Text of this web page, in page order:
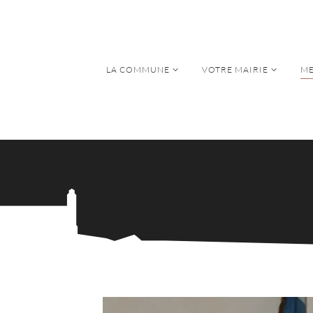
LA COMMUNE VOTRE MAIRIE